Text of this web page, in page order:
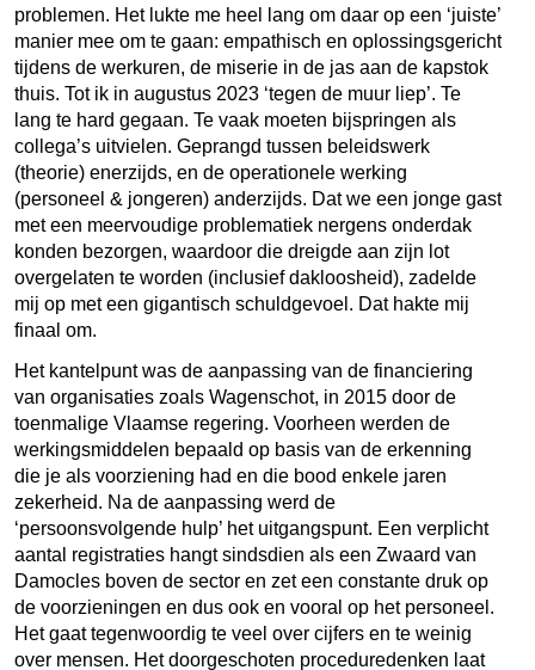
problemen. Het lukte me heel lang om daar op een ‘juiste’
manier mee om te gaan: empathisch en oplossingsgericht
tijdens de werkuren, de miserie in de jas aan de kapstok
thuis. Tot ik in augustus 2023 ‘tegen de muur liep’. Te
lang te hard gegaan. Te vaak moeten bijspringen als
collega’s uitvielen. Geprangd tussen beleidswerk
(theorie) enerzijds, en de operationele werking
(personeel & jongeren) anderzijds. Dat we een jonge gast
met een meervoudige problematiek nergens onderdak
konden bezorgen, waardoor die dreigde aan zijn lot
overgelaten te worden (inclusief dakloosheid), zadelde
mij op met een gigantisch schuldgevoel. Dat hakte mij
finaal om.
Het kantelpunt was de aanpassing van de financiering
van organisaties zoals Wagenschot, in 2015 door de
toenmalige Vlaamse regering. Voorheen werden de
werkingsmiddelen bepaald op basis van de erkenning
die je als voorziening had en die bood enkele jaren
zekerheid. Na de aanpassing werd de
‘persoonsvolgende hulp’ het uitgangspunt. Een verplicht
aantal registraties hangt sindsdien als een Zwaard van
Damocles boven de sector en zet een constante druk op
de voorzieningen en dus ook en vooral op het personeel.
Het gaat tegenwoordig te veel over cijfers en te weinig
over mensen. Het doorgeschoten proceduredenken laat